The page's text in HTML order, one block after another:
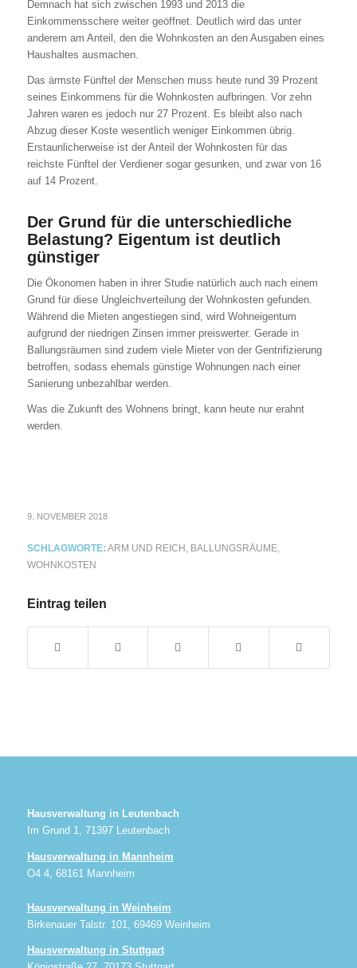
Demnach hat sich zwischen 1993 und 2013 die
Einkommensschere weiter geöffnet. Deutlich wird das unter
anderem am Anteil, den die Wohnkosten an den Ausgaben eines
Haushaltes ausmachen.
Das ärmste Fünftel der Menschen muss heute rund 39 Prozent
seines Einkommens für die Wohnkosten aufbringen. Vor zehn
Jahren waren es jedoch nur 27 Prozent. Es bleibt also nach
Abzug dieser Koste wesentlich weniger Einkommen übrig.
Erstaunlicherweise ist der Anteil der Wohnkosten für das
reichste Fünftel der Verdiener sogar gesunken, und zwar von 16
auf 14 Prozent.
Der Grund für die unterschiedliche
Belastung? Eigentum ist deutlich
günstiger
Die Ökonomen haben in ihrer Studie natürlich auch nach einem
Grund für diese Ungleichverteilung der Wohnkosten gefunden.
Während die Mieten angestiegen sind, wird Wohneigentum
aufgrund der niedrigen Zinsen immer preiswerter. Gerade in
Ballungsräumen sind zudem viele Mieter von der Gentrifizierung
betroffen, sodass ehemals günstige Wohnungen nach einer
Sanierung unbezahlbar werden.
Was die Zukunft des Wohnens bringt, kann heute nur erahnt
werden.
9. NOVEMBER 2018
SCHLAGWORTE: ARM UND REICH BALLUNGSRÄUME,
WOHNKOSTEN
Eintrag teilen
Hausverwaltung in Leutenbach
Im Grund 1, 71397 Leutenbach
Hausverwaltung in Mannheim
O4 4, 68161 Mannheim
Hausverwaltung in Weinheim
Birkenauer Talstr. 101, 69469 Weinheim
Hausverwaltung in Stuttgart